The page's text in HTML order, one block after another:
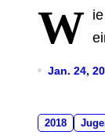
W
Jan. 24,
2018